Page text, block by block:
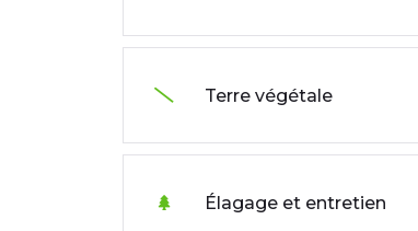
Terre végétale
Élagage et entretien